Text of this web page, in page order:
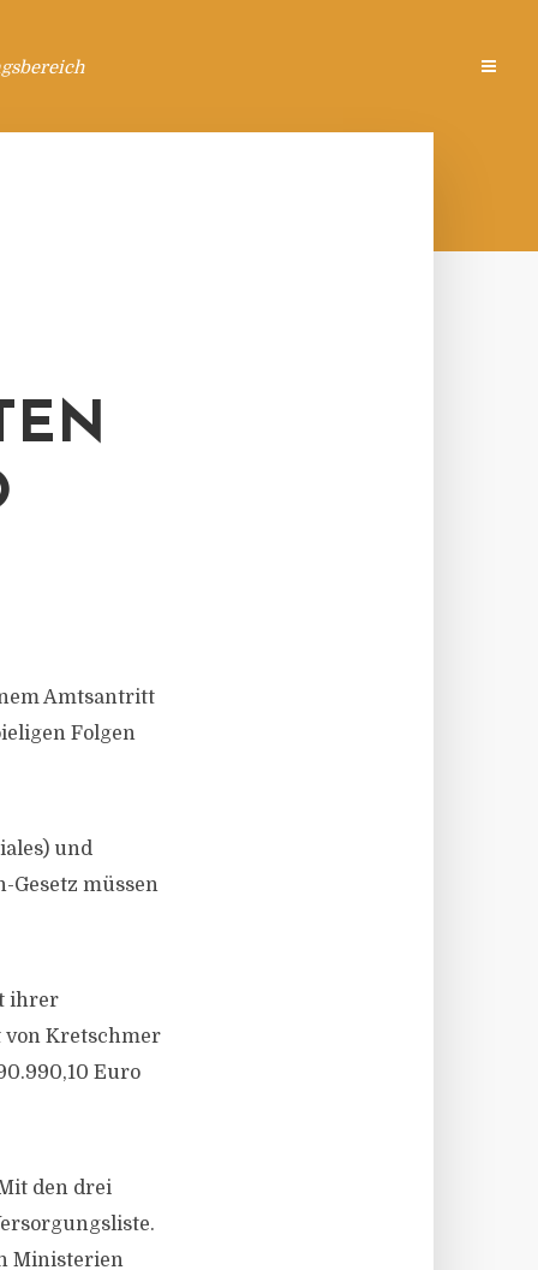
Amtsantritt
Folgen
und
Gesetz müssen
ihrer
von Kretschmer
Euro
den drei
Ministerien